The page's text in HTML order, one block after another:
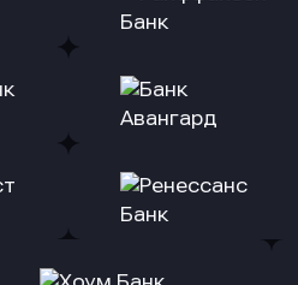
в АТБ Банк
Оправить заявку
в Райффайзен Банк
Оправить заявку
в Банк Авангард
Оправить заявку